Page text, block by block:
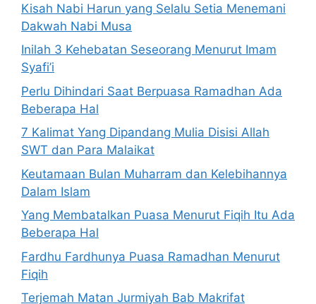
Kisah Nabi Harun yang Selalu Setia Menemani
Dakwah Nabi Musa
Inilah 3 Kehebatan Seseorang Menurut Imam
Syafi’i
Perlu Dihindari Saat Berpuasa Ramadhan Ada
Beberapa Hal
7 Kalimat Yang Dipandang Mulia Disisi Allah
SWT dan Para Malaikat
Keutamaan Bulan Muharram dan Kelebihannya
Dalam Islam
Yang Membatalkan Puasa Menurut Fiqih Itu Ada
Beberapa Hal
Fardhu Fardhunya Puasa Ramadhan Menurut
Fiqih
Terjemah Matan Jurmiyah Bab Makrifat